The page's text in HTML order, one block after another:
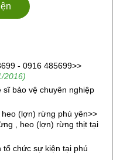
- 0916 485699>>
2016)
sĩ bảo vệ chuyên nghiệp
(lợn) rừng phú yên>>
, heo (lợn) rừng thịt tại
tổ chức sự kiện tại phú